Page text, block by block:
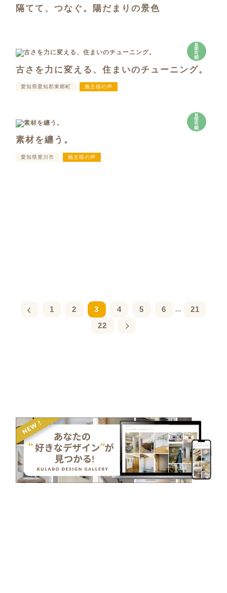
隔てて、つなぐ。陽だまりの景色
見
学
可
能
古さを力に変える、住まいのチューニング。
愛知県愛知郡東郷町 施主様の声
見
学
可
能
素材を纏う。
愛知県豊川市 施主様の声
1 2 3 4 5 6 ...
21
22